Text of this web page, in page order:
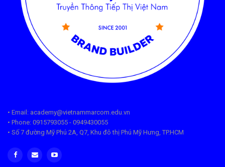
• Email: academy@vietnammarcom.edu.vn
• Phone: 0915793055 - 0949430055
• Số 7 đường Mỹ Phú 2A, Q7, Khu đô thị Phú Mỹ Hưng, TP.HCM